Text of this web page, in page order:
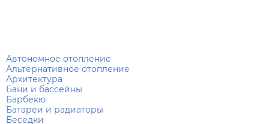
Автономное отопление
Альтернативное отопление
Архитектура
Бани и бассейны
Барбекю
Батареи и радиаторы
Беседки